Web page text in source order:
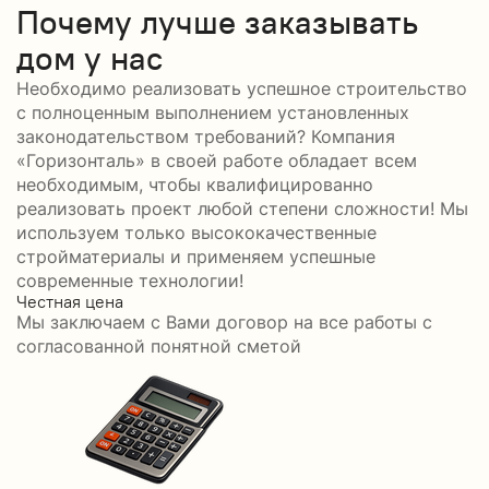
Почему лучше заказывать
дом у нас
Необходимо реализовать успешное строительство
с полноценным выполнением установленных
законодательством требований? Компания
«Горизонталь» в своей работе обладает всем
необходимым, чтобы квалифицированно
реализовать проект любой степени сложности! Мы
используем только высококачественные
стройматериалы и применяем успешные
современные технологии!
Честная цена
Мы заключаем с Вами договор на все работы с
согласованной понятной сметой